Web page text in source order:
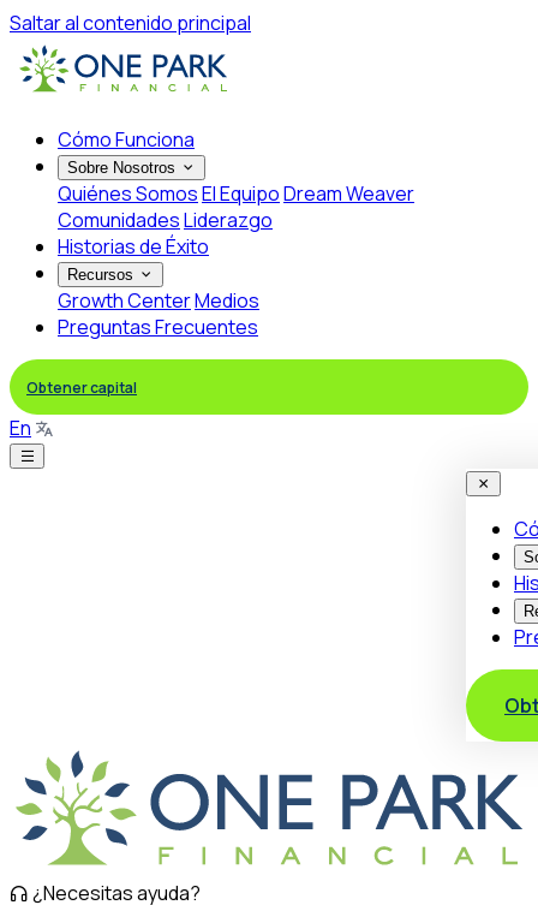
Saltar al contenido principal
Cómo Funciona
Sobre Nosotros
Quiénes SomosEl EquipoDream Weaver
ComunidadesLiderazgo
Historias de Éxito
Recursos
Growth CenterMedios
Preguntas Frecuentes
Obtener capital
En
¿Necesitas ayuda?